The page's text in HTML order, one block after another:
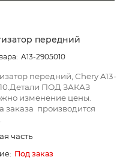
передний
A13-2905010
передний, Chery A13-
ПОД ЗАКАЗ
изменение цены.
заказа производится
часть
Под заказ